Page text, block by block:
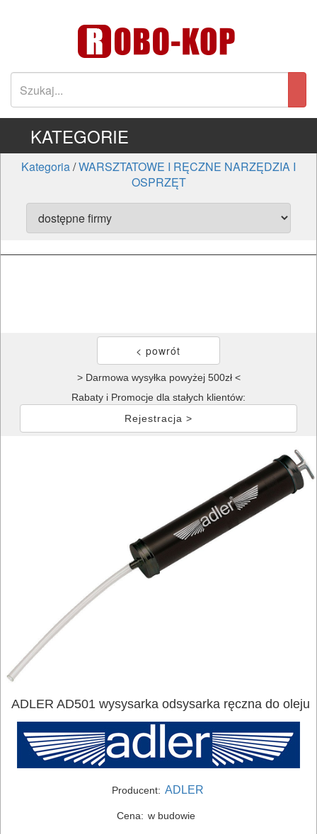
KATEGORIE
Kategoria/WARSZTATOWE I RĘCZNE NARZĘDZIA I
OSPRZĘT
> Darmowa wysyłka powyżej 500zł <
Rabaty i Promocje dla stałych klientów:
Rejestracja >
ADLER AD501 wysysarka odsysarka ręczna do oleju
Producent: ADLER
Cena: w budowie